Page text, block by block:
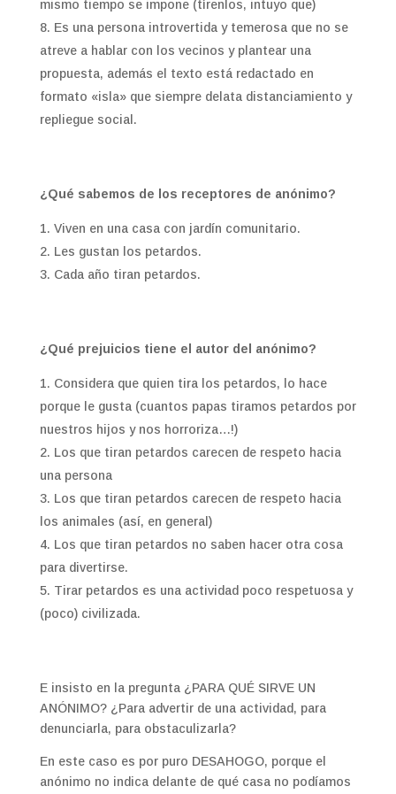
mismo tiempo se impone (tírenlos, intuyo que)
Es una persona introvertida y temerosa que no se
atreve a hablar con los vecinos y plantear una
propuesta, además el texto está redactado en
formato «isla» que siempre delata distanciamiento y
repliegue social.
¿Qué sabemos de los receptores de anónimo?
Viven en una casa con jardín comunitario.
Les gustan los petardos.
Cada año tiran petardos.
¿Qué prejuicios tiene el autor del anónimo?
Considera que quien tira los petardos, lo hace
porque le gusta (cuantos papas tiramos petardos por
nuestros hijos y nos horroriza…!)
Los que tiran petardos carecen de respeto hacia
una persona
Los que tiran petardos carecen de respeto hacia
los animales (así, en general)
Los que tiran petardos no saben hacer otra cosa
para divertirse.
Tirar petardos es una actividad poco respetuosa y
(poco) civilizada.
E insisto en la pregunta ¿PARA QUÉ SIRVE UN
ANÓNIMO? ¿Para advertir de una actividad, para
denunciarla, para obstaculizarla?
En este caso es por puro DESAHOGO, porque el
anónimo no indica delante de qué casa no podíamos